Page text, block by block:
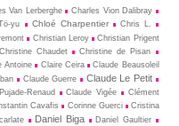
Van Lerberghe
Charles Vion Dalibray
yu Chloé Charpentier
Chris L.
Christian Leroy
Christian Prigent
Christine Chaudet
Christine de Pisan
Antoine Claire Ceira Claude Beausoleil
Claude Guerre Claude Le Petit
Renaud Claude Vigée
Clément
Cavafis Corinne Guerci
Cristina
Daniel Biga Daniel Gaultier